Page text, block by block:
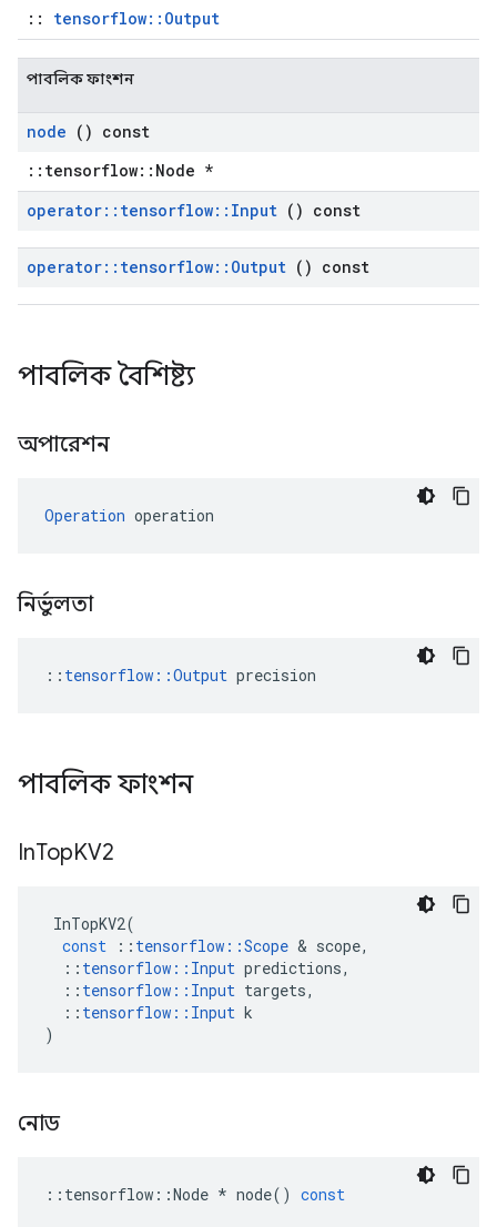
:: tensorflow::Output
পাবলিক ফাংশন
node () const
::tensorflow::Node *
operator:: tensorflow:: Input () const
operator:: tensorflow:: Output () const
পাবলিক বৈশিষ্ট্য
অপারেশন
Operation operation
নির্ভুলতা
:: tensorflow::Output precision
পাবলিক ফাংশন
InTopKV2
InTopKV2(
const
:: tensorflow ::Scope & scope,
:: tensorflow :: Input predictions,
:: tensorflow :: Input targets,
:: tensorflow :: Input k
)
নোড
:: tensorflow ::Node * node() const